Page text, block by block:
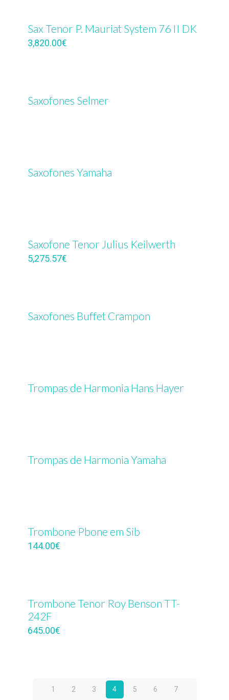
Sax Tenor P. Mauriat System 76 II DK
3,820.00€
Saxofones Selmer
Saxofones Yamaha
Saxofone Tenor Julius Keilwerth
5,275.57€
Saxofones Buffet Crampon
Trompas de Harmonia Hans Hayer
Trompas de Harmonia Yamaha
Trombone Pbone em Sib
144.00€
Trombone Tenor Roy Benson TT-
242F
645.00€
1 2 3 4 5 6 7